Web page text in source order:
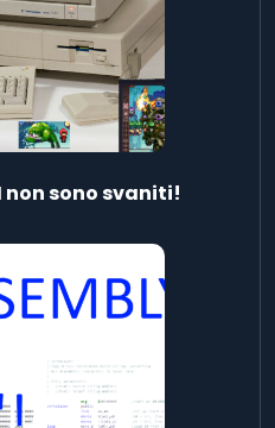
non sono svaniti!